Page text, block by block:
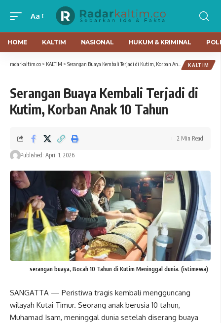
Aa
HOME KALTIM NASIONAL HUKUM & KRIMINAL
radarkaltim.co > KALTIM > Serangan Buaya Kembali Terjadi di Kutim, Korban Anak 10 Tahun KALTIM
Serangan Buaya Kembali Terjadi di
Kutim, Korban Anak 10 Tahun
Published: April 1, 2026
2 Min Read
serangan buaya, Bocah 10 Tahun di Kutim Meninggal dunia. (istimewa)
SANGATTA — Peristiwa tragis kembali mengguncang
wilayah Kutai Timur. Seorang anak berusia 10 tahun,
Muhamad Isam, meninggal dunia setelah diserang buaya